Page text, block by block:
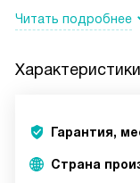
Читать подробнее
Характеристики
Гарантия,
Страна